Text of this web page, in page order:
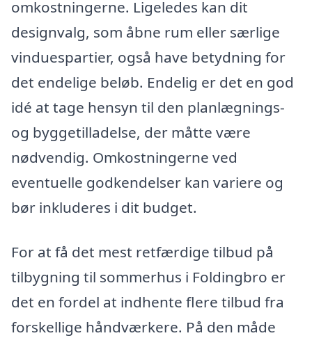
omkostningerne. Ligeledes kan dit
designvalg, som åbne rum eller særlige
vinduespartier, også have betydning for
det endelige beløb. Endelig er det en god
idé at tage hensyn til den planlægnings-
og byggetilladelse, der måtte være
nødvendig. Omkostningerne ved
eventuelle godkendelser kan variere og
bør inkluderes i dit budget.
For at få det mest retfærdige tilbud på
tilbygning til sommerhus i Foldingbro er
det en fordel at indhente flere tilbud fra
forskellige håndværkere. På den måde